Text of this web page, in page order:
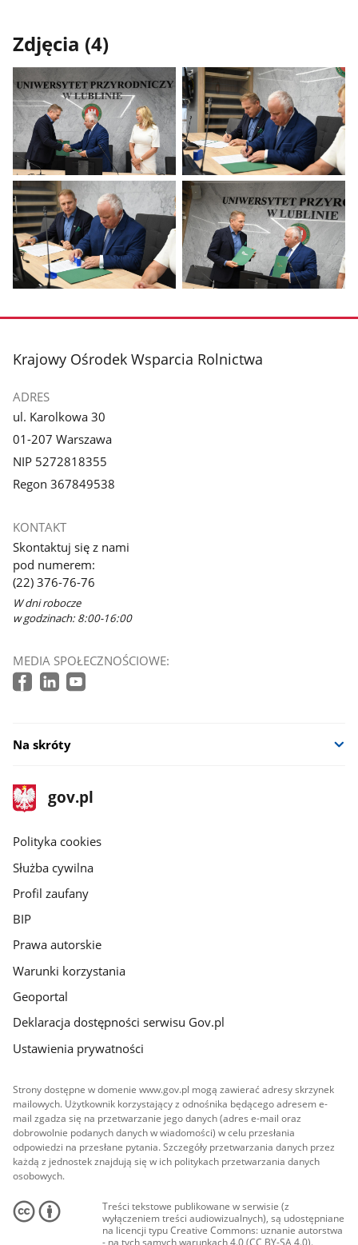
Zdjęcia (4)
Pokaż
zdjęcie
1
z
galerii.
Pokaż
zdjęcie
2
z
galerii.
zdjęcie
galerii.
zdjęcie
galerii.
stopka
Krajowy Ośrodek Wsparcia Rolnictwa
ADRES
ul. Karolkowa 30
01-207 Warszawa
NIP 5272818355
Regon 367849538
KONTAKT
Skontaktuj się z nami
pod numerem:
(22) 376-76-76
W dni robocze
w godzinach: 8:00-16:00
MEDIA SPOŁECZNOŚCIOWE:
Na skróty
stopka
gov.pl
Strona
gov.pl
gov.pl
Polityka cookies
Służba cywilna
Profil zaufany
BIP
Prawa autorskie
Warunki korzystania
Geoportal
Deklaracja dostępności serwisu Gov.pl
Ustawienia prywatności
Strony dostępne w domenie www.gov.pl mogą zawierać adresy skrzynek
mailowych. Użytkownik korzystający z odnośnika będącego adresem e-
mail zgadza się na przetwarzanie jego danych (adres e-mail oraz
dobrowolnie podanych danych w wiadomości) w celu przesłania
odpowiedzi na przesłane pytania. Szczegóły przetwarzania danych przez
każdą z jednostek znajdują się w ich politykach przetwarzania danych
osobowych.
Treści tekstowe publikowane w serwisie (z
wyłączeniem treści audiowizualnych), są udostępniane
na licencji typu Creative Commons: uznanie autorstwa
- na tych samych warunkach 4.0 (CC BY-SA 4.0).